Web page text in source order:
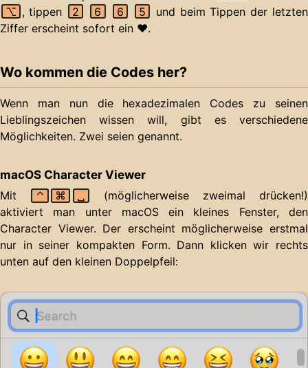
⌥ , tippen 2 6 6 5
und beim Tippen der letzten
Ziffer erscheint sofort ein ♥.
Wo kommen die Codes her?
Wenn man nun die hexadezimalen Codes zu seinen
Lieblingszeichen wissen will, gibt es verschiedene
Möglichkeiten. Zwei seien genannt.
macOS Character Viewer
Mit
⌃ ⌘ ␣
(möglicherweise zweimal drücken!)
aktiviert man unter macOS ein kleines Fenster, den
Character Viewer. Der erscheint möglicherweise erstmal
nur in seiner kompakten Form. Dann klicken wir rechts
unten auf den kleinen Doppelpfeil: